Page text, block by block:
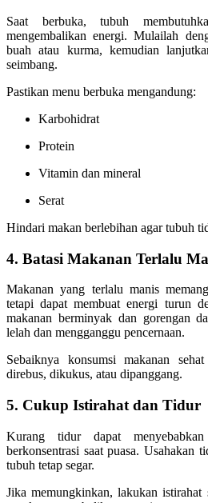
Saat berbuka, tubuh
mengembalikan energi. Mulailah
buah atau kurma, kemudian
seimbang.
Pastikan menu berbuka mengandung:
Karbohidrat
Protein
Vitamin dan mineral
Serat
Hindari makan berlebihan agar tubuh
4. Batasi Makanan Terlalu
Makanan yang terlalu manis
tetapi dapat membuat energi turun
makanan berminyak dan gorengan
lelah dan mengganggu pencernaan.
Sebaiknya konsumsi makanan
direbus, dikukus, atau dipanggang.
5. Cukup Istirahat dan Tidur
Kurang tidur dapat
berkonsentrasi saat puasa. Usahakan
tubuh tetap segar.
Jika memungkinkan, lakukan istirahat